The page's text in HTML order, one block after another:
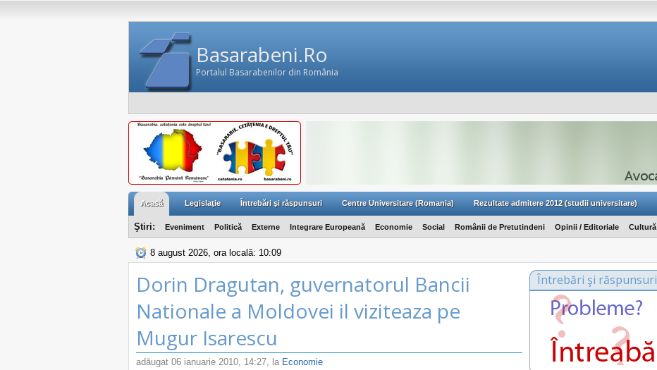
Basarabeni.Ro
Portalul Basarabenilor din România
Acasă Legislaţie Întrebări şi răspunsuri Centre Universitare (Romania) Rezultate admitere 2012 (studii universitare)
Ştiri: Eveniment Politică Externe Integrare Europeană Economie Social Românii de Pretutindeni Opinii / Editoriale Cultură
8 august 2026, ora locală: 10:09
Dorin Dragutan, guvernatorul Bancii
Nationale a Moldovei il viziteaza pe
Mugur Isarescu
adăugat 06 ianuarie 2010, 14:27, la Economie
Întrebări şi răspunsuri